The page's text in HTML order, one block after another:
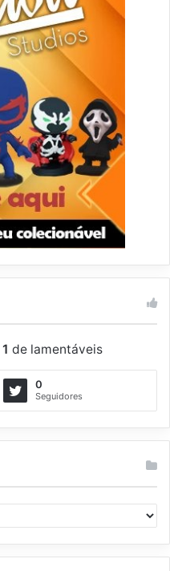
1 de lamentáveis
0
Seguidores